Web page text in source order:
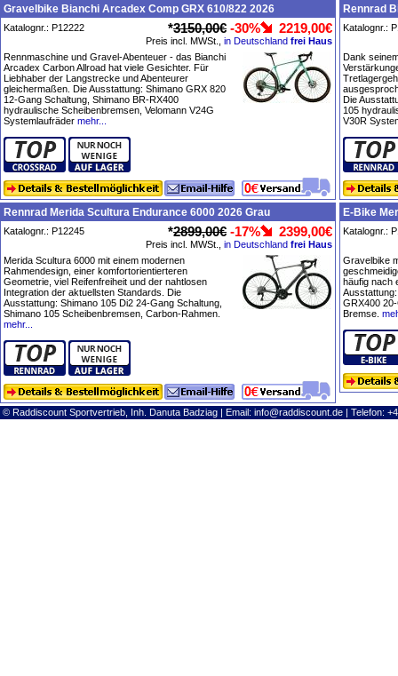
Gravelbike Bianchi Arcadex Comp GRX 610/822 2026
Katalognr.: P12222 *3150,00€ -30% 2219,00€
Preis incl. MWSt., in Deutschland frei Haus
Rennmaschine und Gravel-Abenteuer - das Bianchi
Arcadex Carbon Allroad hat viele Gesichter. Für
Liebhaber der Langstrecke und Abenteurer
gleichermaßen. Die Ausstattung: Shimano GRX 820
12-Gang Schaltung, Shimano BR-RX400
hydraulische Scheibenbremsen, Velomann V24G
Systemlaufräder mehr...
Rennrad
Katalognr.:
Dank
Die
105
V30R
Rennrad Merida Scultura Endurance 6000 2026 Grau
Katalognr.: P12245 *2899,00€ -17% 2399,00€
Preis incl. MWSt., in Deutschland frei Haus
Merida Scultura 6000 mit einem modernen
Rahmendesign, einer komfortorientierteren
Geometrie, viel Reifenfreiheit und der nahtlosen
Integration der aktuellsten Standards. Die
Ausstattung: Shimano 105 Di2 24-Gang Schaltung,
Shimano 105 Scheibenbremsen, Carbon-Rahmen.
mehr...
E-Bike
Katalognr.:
Gravelbike
häufig nach
GRX400
Bremse.
© Raddiscount Sportvertrieb, Inh. Danuta Badziag | Email: info@raddiscount.de | Telefon: